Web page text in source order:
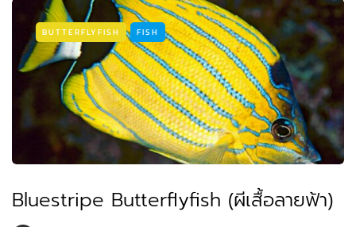
BUTTERFLYFISH FISH
Bluestripe Butterflyfish (ผีเสื้อลายฟ้า)